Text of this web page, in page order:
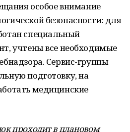
особое внимание
безопасности: для
специальный
учтены все необходимые
Сервис-группы
подготовку, на
медицинские
проходит в плановом